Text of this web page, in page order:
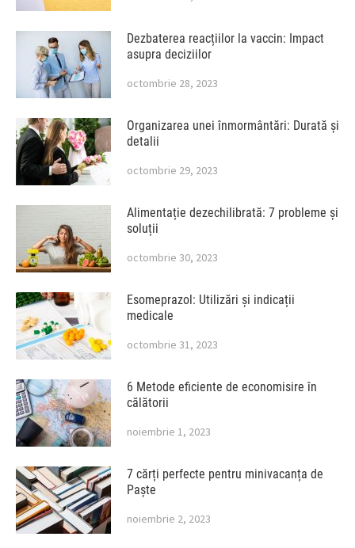
Dezbaterea reacțiilor la vaccin: Impact
asupra deciziilor
octombrie 28, 2023
Organizarea unei înmormântări: Durată și
detalii
octombrie 29, 2023
Alimentație dezechilibrată: 7 probleme și
soluții
octombrie 30, 2023
Esomeprazol: Utilizări și indicații
medicale
octombrie 31, 2023
6 Metode eficiente de economisire în
călătorii
noiembrie 1, 2023
7 cărți perfecte pentru minivacanța de
Paște
noiembrie 2, 2023